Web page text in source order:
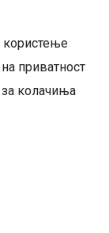
користење
приватност
колачиња